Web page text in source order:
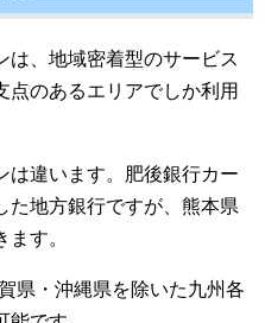
は、地域密着型のサービス
点のあるエリアでしか利用
は違います。肥後銀行カー
た地方銀行ですが、熊本県
す。
県・沖縄県を除いた九州各